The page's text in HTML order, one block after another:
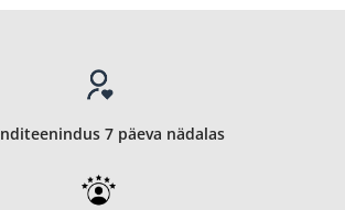
7 päeva nädalas